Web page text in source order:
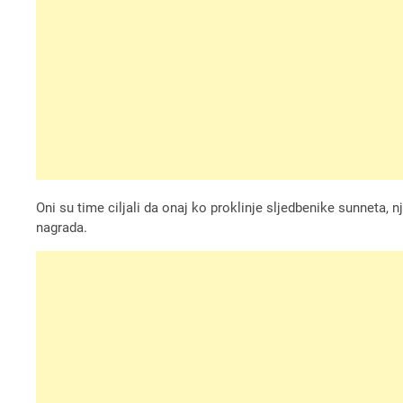
Oni su time ciljali da onaj ko proklinje sljedbenike sunneta,
nagrada.